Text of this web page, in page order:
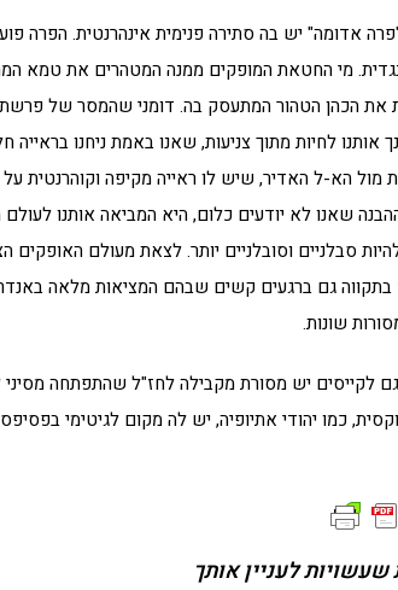
אדומה" יש בה סתירה פנימית אינהרנטית. הפרה
מי החטאת המופקים ממנה המטהרים את טמא
את הכהן הטהור המתעסק בה. דומני שהמסר של
אותנו לחיות מתוך צניעות, שאנו באמת ניחנו בראייה
מול הא-ל האדיר, שיש לו ראייה מקיפה וקוהרנטית
שאנו לא יודעים כלום, היא המביאה אותנו
סבלניים וסובלניים יותר. לצאת מעולם האופקים
בתקווה גם ברגעים קשים שבהם המציאות מלאה
שונות.
לקייסים יש מסורת מקבילה לחז"ל שהתפתחה
כמו יהודי אתיופיה, יש לה מקום לגיטימי
לעניין אותך